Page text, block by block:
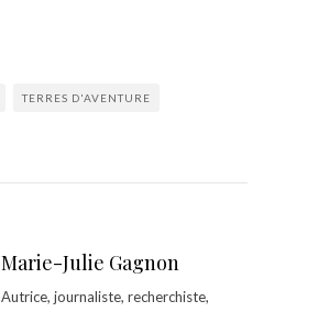
TERRES D'AVENTURE
Marie-Julie Gagnon
Autrice, journaliste, recherchiste,